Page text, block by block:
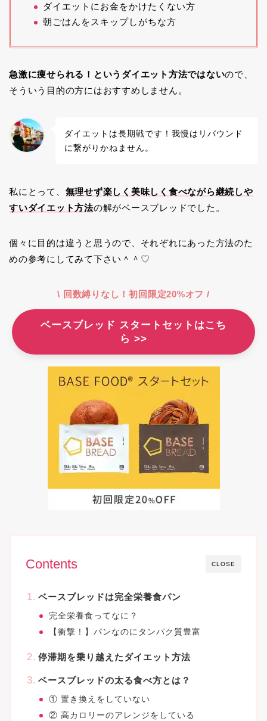
ダイエットにお金をかけたくない方
朝ごはんをスキップしがちな方
急激に痩せられる！というダイエット方法ではないので、
そういう目的の方にはおすすめしません。
ダイエットは長期戦です！我慢はリバウンド
に繋がりかねません。
私にとって、 無理せず楽しく美味しく食べながら継続しや
すいダイエット方法の解がベースブレッドでした。
個々に目的は違うと思うので、それぞれにあった方法のた
めの参考にしてみて下さい＾＾♡
\ 回数縛りなし！初回限定20%オフ /
ベースブレッド スタートセットはこち
ら >>
CLOSE
Contents
ベースブレッドは完全栄養食パン
完全栄養食ってなに？
【衝撃！】パンなのにタンパク質豊富
停滞期を乗り越えたダイエット方法
ベースブレッドの太る食べ方とは？
① 置き換えをしていない
② 高カロリーのアレンジをしている